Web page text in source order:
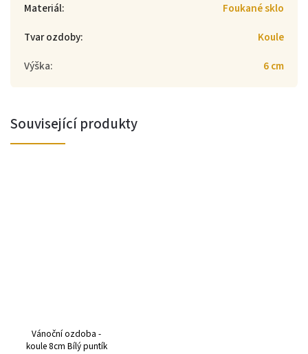
Materiál:
Foukané sklo
Tvar ozdoby:
Koule
Výška: 6 cm
Související produkty
Vánoční ozdoba -
koule 8cm Bílý puntík